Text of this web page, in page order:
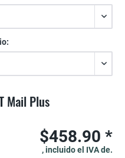
Mail Plus
$458.90 *
, incluido el IVA de.